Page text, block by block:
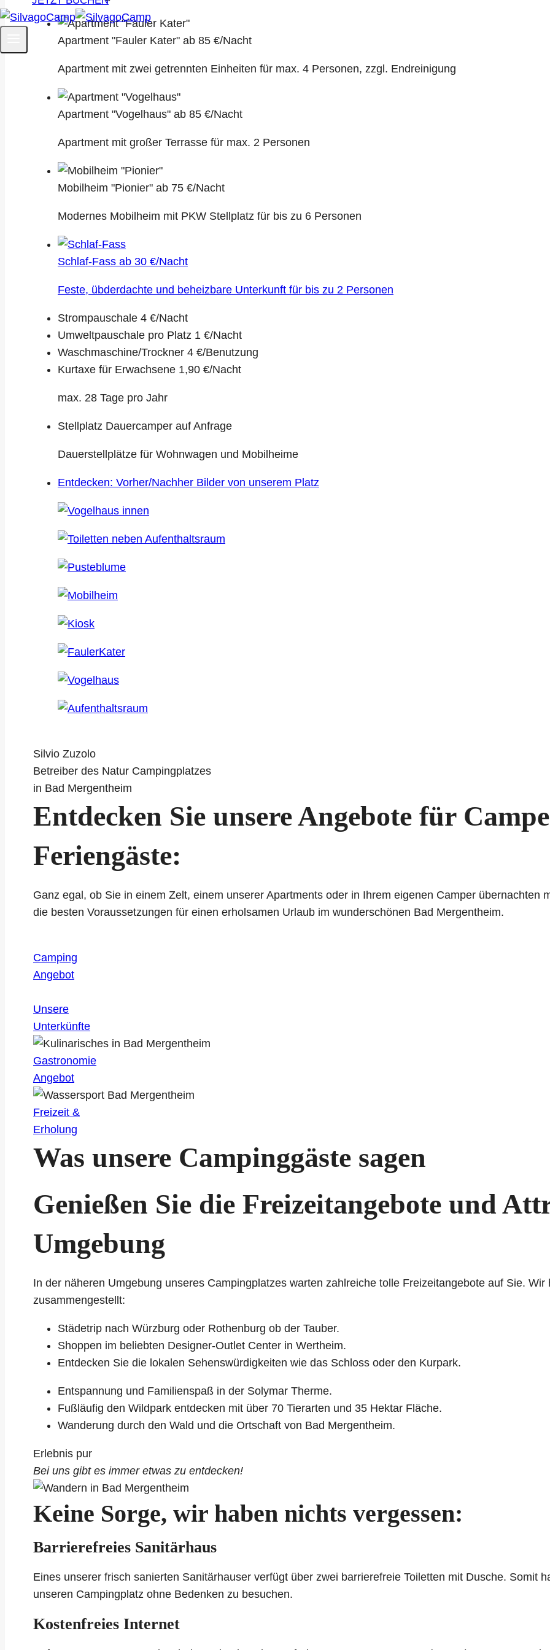
Apartment "Fauler Kater" ab 85 €/Nacht
Apartment mit zwei getrennten Einheiten für max. 4 Personen, zzgl. Endreinigung
Apartment "Vogelhaus" ab 85 €/Nacht
Apartment mit großer Terrasse für max. 2 Personen
Mobilheim "Pionier" ab 75 €/Nacht
Modernes Mobilheim mit PKW Stellplatz für bis zu 6 Personen
Schlaf-Fass ab 30 €/Nacht
Feste, übderdachte und beheizbare Unterkunft für bis zu 2 Personen
Strompauschale 4 €/Nacht
Umweltpauschale pro Platz 1 €/Nacht
Waschmaschine/Trockner 4 €/Benutzung
Kurtaxe für Erwachsene 1,90 €/Nacht
max. 28 Tage pro Jahr
Stellplatz Dauercamper auf Anfrage
Dauerstellplätze für Wohnwagen und Mobilheime
Entdecken: Vorher/Nachher Bilder von unserem Platz
Silvio Zuzolo
Betreiber des Natur Campingplatzes
in Bad Mergentheim
Entdecken Sie unsere Angebote für
Feriengäste:
Ganz egal, ob Sie in einem Zelt, einem unserer Apartments oder in Ihrem eigenen Camper übernachten
die besten Voraussetzungen für einen erholsamen Urlaub im wunderschönen Bad Mergentheim.
Camping
Angebot
Unsere
Unterkünfte
Gastronomie
Angebot
Freizeit &
Erholung
Was unsere Campinggäste sagen
Genießen Sie die Freizeitangebote und
Umgebung
In der näheren Umgebung unseres Campingplatzes warten zahlreiche tolle Freizeitangebote auf Sie.
zusammengestellt:
Städetrip nach Würzburg oder Rothenburg ob der Tauber.
Shoppen im beliebten Designer-Outlet Center in Wertheim.
Entdecken Sie die lokalen Sehenswürdigkeiten wie das Schloss oder den Kurpark.
Entspannung und Familienspaß in der Solymar Therme.
Fußläufig den Wildpark entdecken mit über 70 Tierarten und 35 Hektar Fläche.
Wanderung durch den Wald und die Ortschaft von Bad Mergentheim.
Erlebnis pur
Bei uns gibt es immer etwas zu entdecken!
Keine Sorge, wir haben nichts vergessen:
Barrierefreies Sanitärhaus
Eines unserer frisch sanierten Sanitärhauser verfügt über zwei barrierefreie Toiletten mit Dusche. Somit
unseren Campingplatz ohne Bedenken zu besuchen.
Kostenfreies Internet